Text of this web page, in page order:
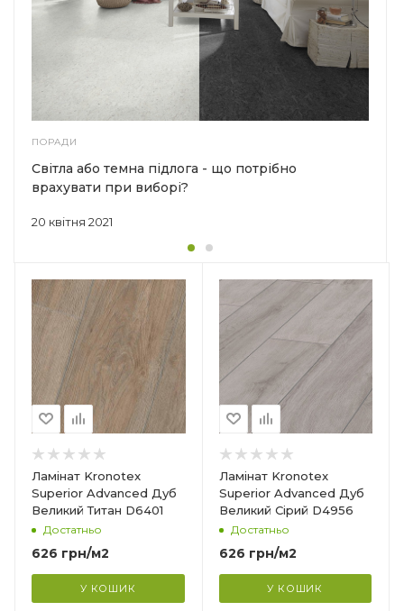
ПОРАДИ
20 квітня 2021
Світла або темна підлога - що потрібно
врахувати при виборі?
Ламінат Kronotex
Superior Advanced Дуб
Великий Титан D6401
Достатньо
626 грн/м2
У КОШИК
Країна-виробник
Німеччина
Колекція
Superior Advanced
Клас зносостійкості
32
Товщина
Ширина
193 мм
Довжина
1380 мм
Фаска
Ламінат Kronotex
Superior Advanced Дуб
Великий Сірий D4956
Достатньо
626 грн/м2
У КОШИК